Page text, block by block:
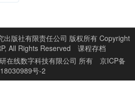
出版社有限责任公司 版权所有 Copyright
All Rights Reserved
课程存档
在线数字科技有限公司 所有
京ICP备
18030989号-2